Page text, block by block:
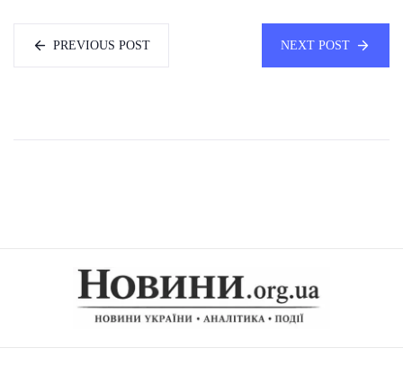
PREVIOUS POST NEXT POST